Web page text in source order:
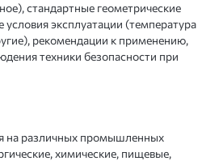
стандартные геометрические
эксплуатации (температура
рекомендации к применению,
техники безопасности при
на различных промышленных
химические, пищевые,